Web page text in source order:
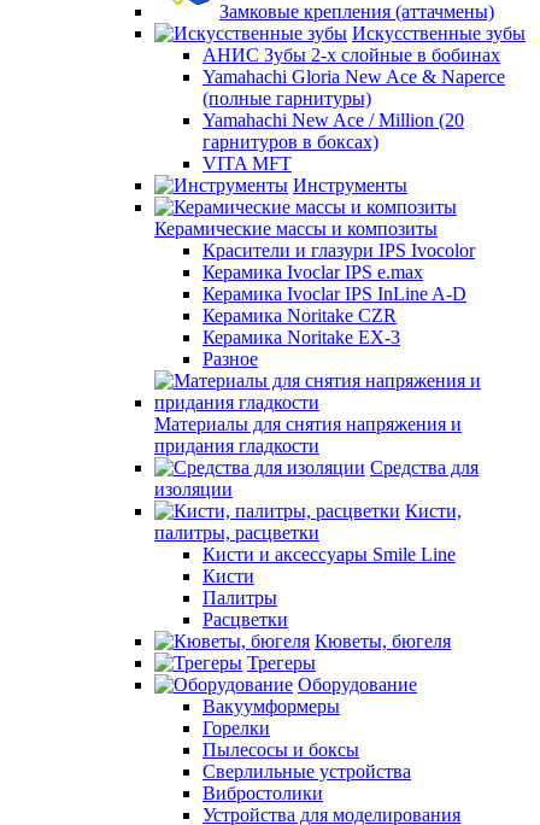
Замковые крепления (аттачмены)
Искусственные зубы
АНИС Зубы 2-х слойные в бобинах
Yamahachi Gloria New Ace & Naperce
(полные гарнитуры)
Yamahachi New Ace / Million (20
гарнитуров в боксах)
VITA MFT
Инструменты
Керамические массы и композиты
Красители и глазури IPS Ivocolor
Керамика Ivoclar IPS e.max
Керамика Ivoclar IPS InLine A-D
Керамика Noritake CZR
Керамика Noritake EX-3
Разное
Материалы для снятия напряжения и
придания гладкости
Средства для
изоляции
Кисти,
палитры, расцветки
Кисти и аксессуары Smile Line
Кисти
Палитры
Расцветки
Кюветы, бюгеля
Трегеры
Оборудование
Вакуумформеры
Горелки
Пылесосы и боксы
Сверлильные устройства
Вибростолики
Устройства для моделирования